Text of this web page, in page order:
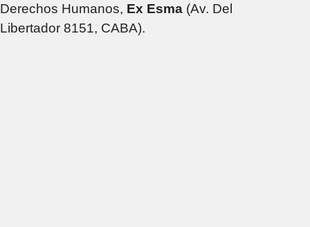
Derechos Humanos, Ex Esma (Av. Del
Libertador 8151, CABA).